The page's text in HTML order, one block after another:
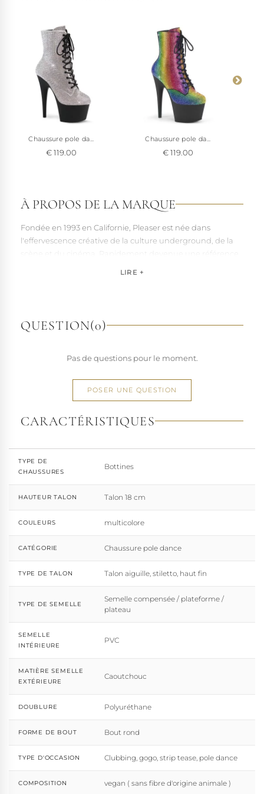
Chaussure pole da...
€ 119.00
Chaussure pole da...
€ 119.00
À PROPOS DE LA MARQUE
Fondée en 1993 en Californie, Pleaser est née dans
l'effervescence créative de la culture underground, de la
elle a étendu son savoir-faire à d'autres univers. Pleaser est
aujourd'hui distribuée dans 110 pays.
de la mode, Pleaser propose des collections ultra féminines
une large gamme de pointures. Parce qu'un style ne
devrait jamais se réduire à une question de centimètres, la
marque défend une idée simple : permettre à chacun
d'exprimer, sans contrainte, qui il veut être.
LIRE +
QUESTION(0)
Pas de questions pour le moment.
POSER UNE QUESTION
CARACTÉRISTIQUES
TYPE DE
CHAUSSURES
Bottines
HAUTEUR TALON Talon 18 cm
COULEURS multicolore
CATÉGORIE Chaussure pole dance
TYPE DE TALON Talon aiguille, stiletto, haut fin
TYPE DE SEMELLE
Semelle compensée / plateforme /
plateau
SEMELLE
INTÉRIEURE
PVC
MATIÈRE SEMELLE
EXTÉRIEURE
Caoutchouc
DOUBLURE Polyuréthane
FORME DE BOUT Bout rond
TYPE D'OCCASION Clubbing, gogo, strip tease, pole dance
COMPOSITION vegan ( sans fibre d'origine animale )